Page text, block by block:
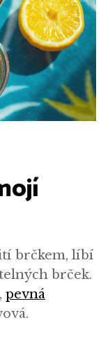
brčkem, líbí
brček.
pevná